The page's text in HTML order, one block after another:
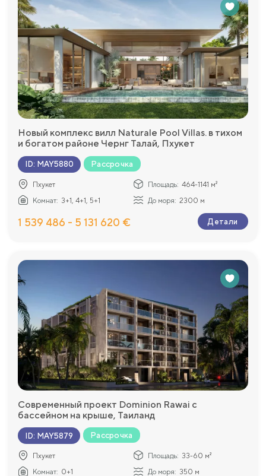
Новый комплекс вилл Naturale Pool Villas. в тихом
и богатом районе Чернг Талай, Пхукет
ID: MAY5880 Рассрочка
Пхукет Площадь: 464-1141 м²
Комнат: 3+1, 4+1, 5+1 До моря: 2300 м
1 539 486 - 5 131 620 € Детали
Современный проект Dominion Rawai с
бассейном на крыше, Таиланд
ID: MAY5879 Рассрочка
Пхукет Площадь: 33-60 м²
Комнат: 0+1 До моря: 350 м